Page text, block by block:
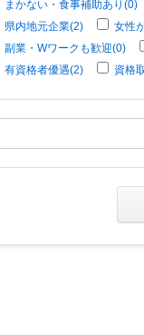
まかない・食事補助あり(0)
県内地元企業(2)
女性
副業・Wワークも歓迎(0)
有資格者優遇(2)
資格